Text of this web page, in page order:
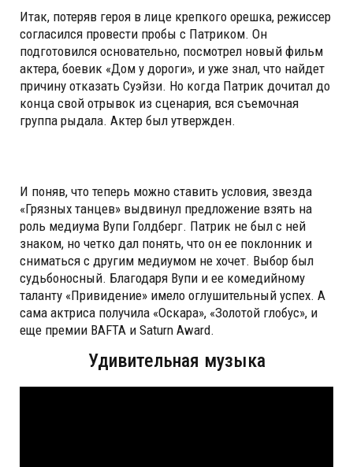
Итак, потеряв героя в лице крепкого орешка, режиссер
согласился провести пробы с Патриком. Он
подготовился основательно, посмотрел новый фильм
актера, боевик «Дом у дороги», и уже знал, что найдет
причину отказать Суэйзи. Но когда Патрик дочитал до
конца свой отрывок из сценария, вся съемочная
группа рыдала. Актер был утвержден.
И поняв, что теперь можно ставить условия, звезда
«Грязных танцев» выдвинул предложение взять на
роль медиума Вупи Голдберг. Патрик не был с ней
знаком, но четко дал понять, что он ее поклонник и
сниматься с другим медиумом не хочет. Выбор был
судьбоносный. Благодаря Вупи и ее комедийному
таланту «Привидение» имело оглушительный успех. А
сама актриса получила «Оскара», «Золотой глобус», и
еще премии BAFTA и Saturn Award.
Удивительная музыка